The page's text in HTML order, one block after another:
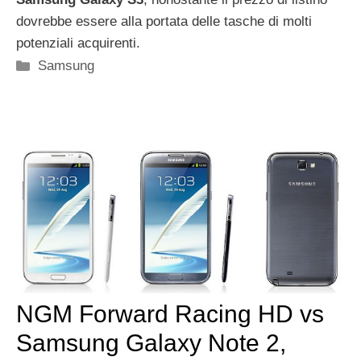
dovrebbe essere alla portata delle tasche di molti
potenziali acquirenti.
Categorie
Samsung
NGM Forward Racing HD vs
Samsung Galaxy Note 2,